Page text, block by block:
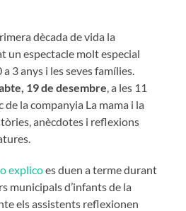
dècada de vida la
un espectacle molt especial
3 anys i les seves famílies.
19 de desembre , a les 11
de la companyia La mama i la
anècdotes i reflexions
explicoes duen a terme durant
municipals d’infants de la
els assistents reflexionen